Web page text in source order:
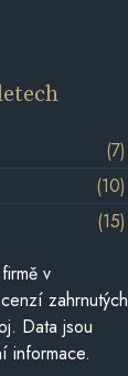
(7)
(10)
(15)
v
zahrnutých
Data jsou
informace.